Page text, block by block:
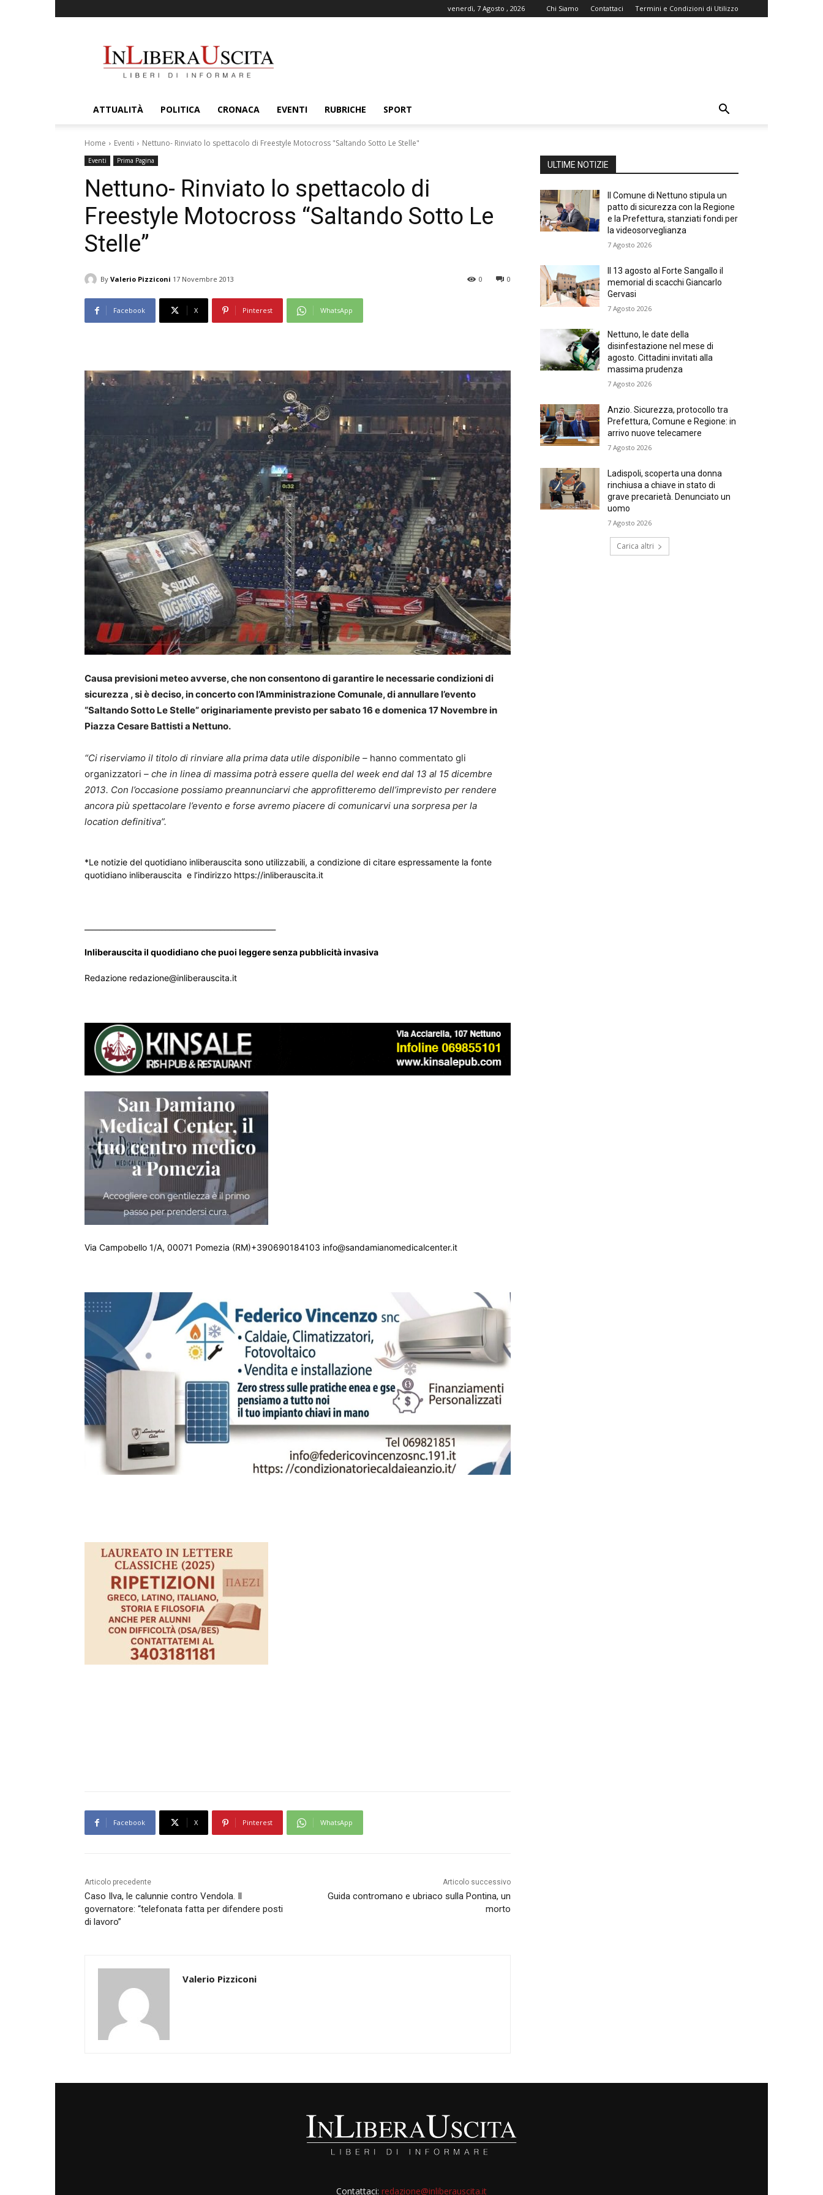
venerdì, 7 Agosto , 2026 Chi Siamo Contattaci Termini e Condizioni di Utilizzo
ATTUALITÀ POLITICA CRONACA EVENTI RUBRICHE SPORT
Home Eventi Nettuno- Rinviato lo spettacolo di Freestyle Motocross "Saltando Sotto Le Stelle"
Eventi Prima Pagina
Nettuno- Rinviato lo spettacolo di
Freestyle Motocross “Saltando Sotto Le
Stelle”
By Valerio Pizziconi 17 Novembre 2013 0
0
Facebook X Pinterest WhatsApp
Causa previsioni meteo avverse, che non consentono di garantire le necessarie condizioni di
sicurezza , si è deciso, in concerto con l’Amministrazione Comunale, di annullare l’evento
“Saltando Sotto Le Stelle”originariamente previsto per sabato 16 e domenica 17 Novembre in
Piazza Cesare Battisti a Nettuno.
“Ci riserviamo il titolo di rinviare alla prima data utile disponibile – hanno commentato gli
organizzatori – che in linea di massima potrà essere quella del week end dal 13 al 15 dicembre
2013. Con l’occasione possiamo preannunciarvi che approfitteremo dell’imprevisto per rendere
ancora più spettacolare l’evento e forse avremo piacere di comunicarvi una sorpresa per la
location definitiva”.
*Le notizie del quotidiano inliberauscita sono utilizzabili, a condizione di citare espressamente la fonte
quotidiano inliberauscita e l’indirizzo https://inliberauscita.it
Inliberauscita il quodidiano che puoi leggere senza pubblicità invasiva
Redazione redazione@inliberauscita.it
Via Campobello 1/A, 00071 Pomezia (RM)+390690184103 info@sandamianomedicalcenter.it
Facebook X Pinterest WhatsApp
Articolo precedente
Caso Ilva, le calunnie contro Vendola. Il
governatore: “telefonata fatta per difendere posti
di lavoro”
Articolo successivo
Guida contromano e ubriaco sulla Pontina, un
morto
Valerio Pizziconi
ULTIME NOTIZIE
Il Comune di Nettuno stipula un
patto di sicurezza con la Regione
e la Prefettura, stanziati fondi per
la videosorveglianza
7 Agosto 2026
Il 13 agosto al Forte Sangallo il
memorial di scacchi Giancarlo
Gervasi
7 Agosto 2026
Nettuno, le date della
disinfestazione nel mese di
agosto. Cittadini invitati alla
massima prudenza
7 Agosto 2026
Anzio. Sicurezza, protocollo tra
Prefettura, Comune e Regione: in
arrivo nuove telecamere
7 Agosto 2026
Ladispoli, scoperta una donna
rinchiusa a chiave in stato di
grave precarietà. Denunciato un
uomo
7 Agosto 2026
Carica altri
Contattaci: redazione@inliberauscita.it